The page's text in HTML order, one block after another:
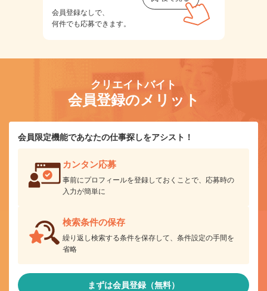
会員登録なしで、
何件でも応募できます。
クリエイトバイト
会員登録のメリット
会員限定機能であなたの仕事探しをアシスト！
カンタン応募
事前にプロフィールを登録しておくことで、応募時の
入力が簡単に
検索条件の保存
繰り返し検索する条件を保存して、条件設定の手間を
省略
まずは会員登録（無料）